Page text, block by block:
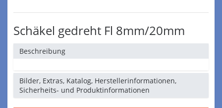
Schäkel gedreht Fl 8mm/20mm
Beschreibung
Bilder, Extras, Katalog, Herstellerinformationen,
Sicherheits- und Produktinformationen